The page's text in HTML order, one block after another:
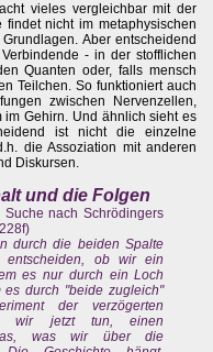
vieles vergleichbar mit der
nicht im metaphysischen
Aber entscheidend
- in der stofflichen
Quanten oder, falls mensch
Teilchen. So funktioniert auch
zwischen Nervenzellen,
Gehirn. Und ähnlich sieht es
ist nicht die einzelne
die Assoziation mit anderen
Diskursen.
und die Folgen
nach Schrödingers
durch die beiden Spalte
entscheiden, ob wir ein
es nur durch ein Loch
durch "beide zugleich"
der verzögerten
wir jetzt tun, einen
was wir über die